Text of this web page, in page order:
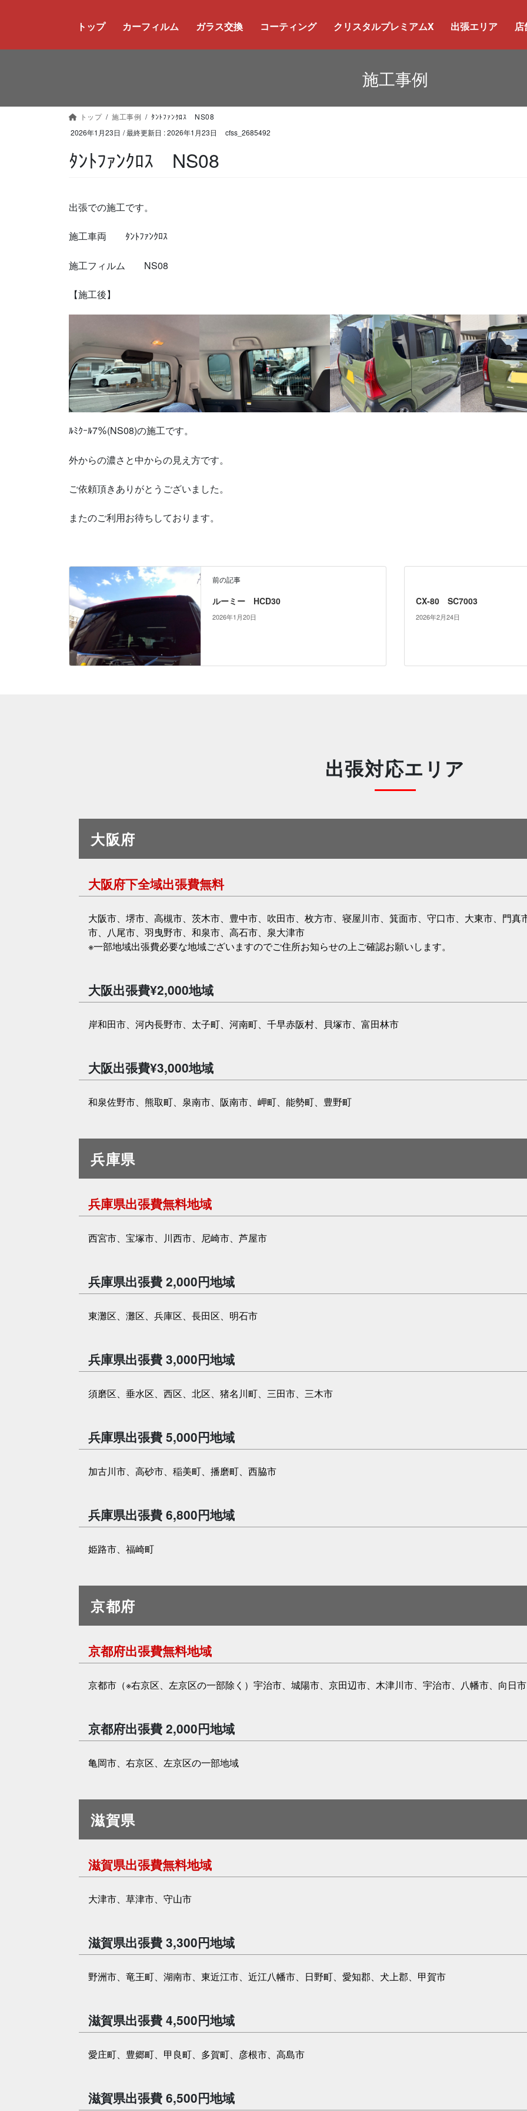
ン
動
ー
に
トップ カーフィルム ガラス交換 コーティング クリスタルプレミアムX 出張エリア 店
施工事例
トップ 施工事例
ﾀﾝﾄﾌｧﾝｸﾛｽ NS08
2026年1月23日 / 最終更新日 :2026年1月23日 cfss_2685492
ﾀﾝﾄﾌｧﾝｸﾛｽ NS08
出張での施工です。
施工車両 ﾀﾝﾄﾌｧﾝｸﾛｽ
施工フィルム NS08
【施工後】
ﾙﾐｸｰﾙ7％(NS08)の施工です。
外からの濃さと中からの見え方です。
ご依頼頂きありがとうございました。
またのご利用お待ちしております。
前の記事
ルーミー HCD30
2026年1月20日
CX-80 SC7003
2026年2月24日
出張対応エリア
大阪府
大阪府下全域出張費無料
大阪市、堺市、高槻市、茨木市、豊中市、吹田市、枚方市、寝屋川市、箕面市、守口市、大東市、門
市、八尾市、羽曳野市、和泉市、高石市、泉大津市
※一部地域出張費必要な地域ございますのでご住所お知らせの上ご確認お願いします。
大阪出張費¥2,000地域
岸和田市、河内長野市、太子町、河南町、千早赤阪村、貝塚市、富田林市
大阪出張費¥3,000地域
和泉佐野市、熊取町、泉南市、阪南市、岬町、能勢町、豊野町
兵庫県
兵庫県出張費無料地域
西宮市、宝塚市、川西市、尼崎市、芦屋市
兵庫県出張費 2,000円地域
東灘区、灘区、兵庫区、長田区、明石市
兵庫県出張費 3,000円地域
須磨区、垂水区、西区、北区、猪名川町、三田市、三木市
兵庫県出張費 5,000円地域
加古川市、高砂市、稲美町、播磨町、西脇市
兵庫県出張費 6,800円地域
姫路市、福崎町
京都府
京都府出張費無料地域
京都市（※右京区、左京区の一部除く）宇治市、城陽市、京田辺市、木津川市、宇治市、八幡市、向日市
京都府出張費 2,000円地域
亀岡市、右京区、左京区の一部地域
滋賀県
滋賀県出張費無料地域
大津市、草津市、守山市
滋賀県出張費 3,300円地域
野洲市、竜王町、湖南市、東近江市、近江八幡市、日野町、愛知郡、犬上郡、甲賀市
滋賀県出張費 4,500円地域
愛庄町、豊郷町、甲良町、多賀町、彦根市、高島市
滋賀県出張費 6,500円地域